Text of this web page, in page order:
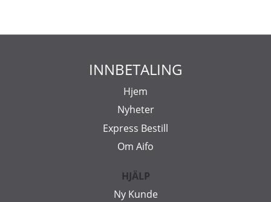
INNBETALING
Hjem
Nyheter
Express Bestill
Om Aifo
HJÄLP
Ny Kunde